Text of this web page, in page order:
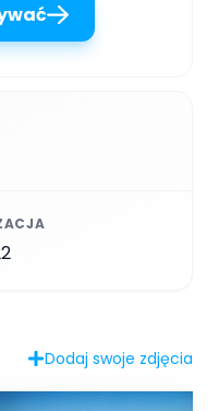
Dodaj swoje zdjęcia